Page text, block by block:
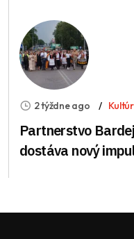
2 týždne ago
Partnerstvo
dostáva nový